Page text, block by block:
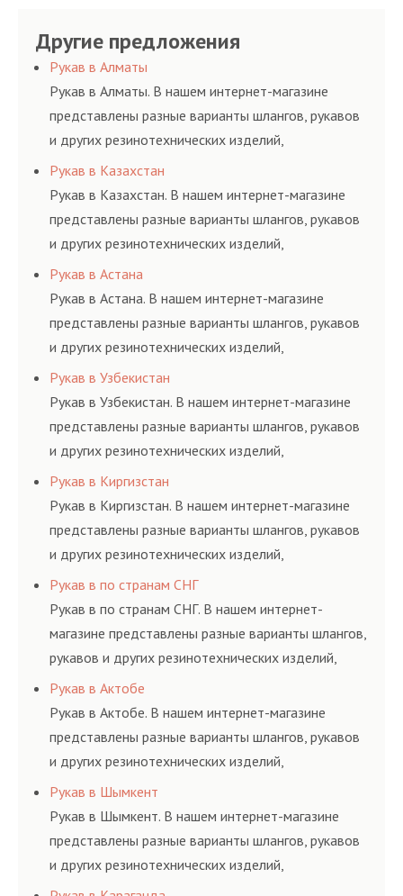
элементами системы.
подачи сжатого
воздуха и различных
типов сжиженного газа
(кислород, аргон, метан,
пропан, бутан,
сервис РВД на разовой
условиях
долговременного
комплексного
Другие предложения
Рукав в Алматы
Рукав в Алматы. В нашем интернет-магазине
представлены разные варианты шлангов, рукавов
и других резинотехнических изделий,
соответствующих ГОСТам, техническим условиям
и нормативам.
Рукав в Казахстан
Рукав в Казахстан. В нашем интернет-магазине
представлены разные варианты шлангов, рукавов
и других резинотехнических изделий,
соответствующих ГОСТам, техническим условиям
и нормативам.
Рукав в Астана
Рукав в Астана. В нашем интернет-магазине
представлены разные варианты шлангов, рукавов
и других резинотехнических изделий,
соответствующих ГОСТам, техническим условиям
и нормативам.
Рукав в Узбекистан
Рукав в Узбекистан. В нашем интернет-магазине
представлены разные варианты шлангов, рукавов
и других резинотехнических изделий,
соответствующих ГОСТам, техническим условиям
и нормативам.
Рукав в Киргизстан
Рукав в Киргизстан. В нашем интернет-магазине
представлены разные варианты шлангов, рукавов
и других резинотехнических изделий,
соответствующих ГОСТам, техническим условиям
и нормативам.
Рукав в по странам СНГ
Рукав в по странам СНГ. В нашем интернет-
магазине представлены разные варианты шлангов,
рукавов и других резинотехнических изделий,
соответствующих ГОСТам, техническим условиям
и нормативам.
Рукав в Актобе
Рукав в Актобе. В нашем интернет-магазине
представлены разные варианты шлангов, рукавов
и других резинотехнических изделий,
соответствующих ГОСТам, техническим условиям
и нормативам.
Рукав в Шымкент
Рукав в Шымкент. В нашем интернет-магазине
представлены разные варианты шлангов, рукавов
и других резинотехнических изделий,
соответствующих ГОСТам, техническим условиям